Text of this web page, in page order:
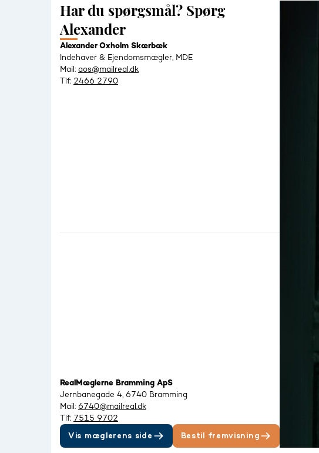
Har du spørgsmål? Spørg
Alexander
Alexander Oxholm Skærbæk
Indehaver & Ejendomsmægler, MDE
Mail: aos@mailreal.dk
Tlf: 2466 2790
RealMæglerne Bramming ApS
Jernbanegade 4, 6740 Bramming
Mail: 6740@mailreal.dk
Tlf: 7515 9702
Vis mæglerens side Bestil fremvisning